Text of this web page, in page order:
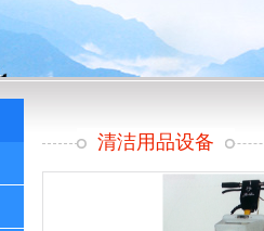
清洁用品设备